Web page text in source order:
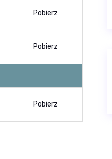
Pobierz
Pobierz
Pobierz